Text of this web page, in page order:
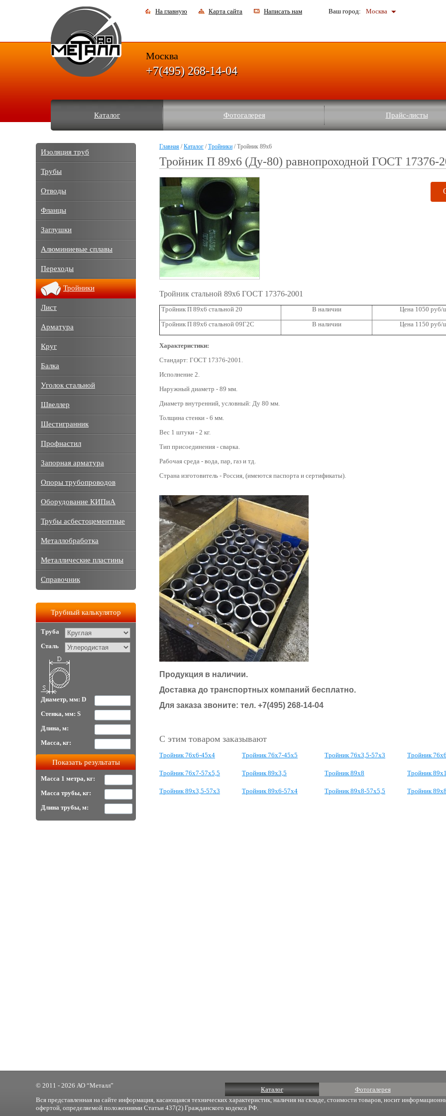
На главную Карта сайта Написать нам Ваш город: Москва
Каталог Фотогалерея Прайс-листы
Москва
+7(495) 268-14-04
Главная /Каталог /Тройники / Тройник 89х6
Тройник П 89х6 (Ду-80) равнопроходной ГОСТ 17376-
Тройник стальной 89х6 ГОСТ 17376-2001
Тройник П 89х6 стальной 20 В наличии
Цена 1050 руб/
Тройник П 89х6 стальной 09Г2С
В наличии Цена 1150 руб/
Характеристики:
Стандарт: ГОСТ 17376-2001.
Исполнение 2.
Наружный диаметр - 89 мм.
Диаметр внутренний, условный: Ду 80 мм.
Толщина стенки - 6 мм.
Вес 1 штуки - 2 кг.
Тип присоединения - сварка.
Рабочая среда - вода, пар, газ и тд.
Страна изготовитель - Россия, (имеются паспорта и сертификаты).
Продукция в наличии.
Доставка до транспортных компаний бесплатно.
Для заказа звоните: тел. +7(495) 268-14-04
С этим товаром заказывают
Тройник 76х6-45х4 Тройник 76х7-45х5 Тройник 76х3,5-57х3 Тройник
Тройник 76х7-57х5,5 Тройник 89х3,5 Тройник 89х8 Тройник
Тройник 89х3,5-57х3 Тройник 89х6-57х4 Тройник 89х8-57х5,5 Тройник
Изоляция труб
Трубы
Отводы
Фланцы
Заглушки
Алюминиевые сплавы
Переходы
Тройники
Лист
Арматура
Круг
Балка
Уголок стальной
Швеллер
Шестигранник
Профнастил
Запорная арматура
Опоры трубопроводов
Оборудование КИПиА
Трубы асбестоцементные
Металлобработка
Металлические пластины
Справочник
Трубный калькулятор
Труба
Сталь
Диаметр, мм: D
Стенка, мм: S
Длина, м:
Масса, кг:
Масса 1 метра, кг:
Масса трубы, кг:
Длина трубы, м:
Каталог Фотогалерея
© 2011 - 2026 АО “Металл”
Вся представленная на сайте информация, касающаяся технических характеристик, наличия на складе, стоимости товаров, носит
офертой, определяемой положениями Статьи 437(2) Гражданского кодекса РФ.